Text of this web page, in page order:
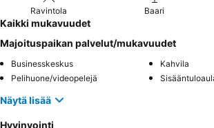
Ravintola Baari
Kaikki mukavuudet
Majoituspaikan palvelut/mukavuudet
Businesskeskus
Kahvila
Pelihuone/videopelejä
Näytä lisää
Hyvinvointi